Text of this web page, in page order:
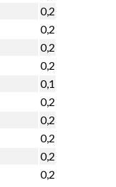
0,2
0,2
0,2
0,2
0,1
0,2
0,2
0,2
0,2
0,2